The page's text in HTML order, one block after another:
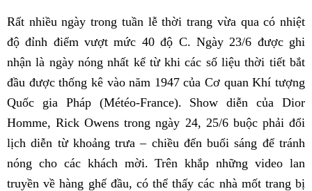
Rất nhiều ngày trong tuần lễ thời trang vừa qua có nhiệt
độ đỉnh điểm vượt mức 40 độ C. Ngày 23/6 được ghi
nhận là ngày nóng nhất kể từ khi các số liệu thời tiết bắt
đầu được thống kê vào năm 1947 của Cơ quan Khí tượng
Quốc gia Pháp (Météo-France). Show diễn của Dior
Homme, Rick Owens trong ngày 24, 25/6 buộc phải đổi
lịch diễn từ khoảng trưa – chiều đến buổi sáng để tránh
nóng cho các khách mời. Trên khắp những video lan
truyền về hàng ghế đầu, có thể thấy các nhà mốt trang bị